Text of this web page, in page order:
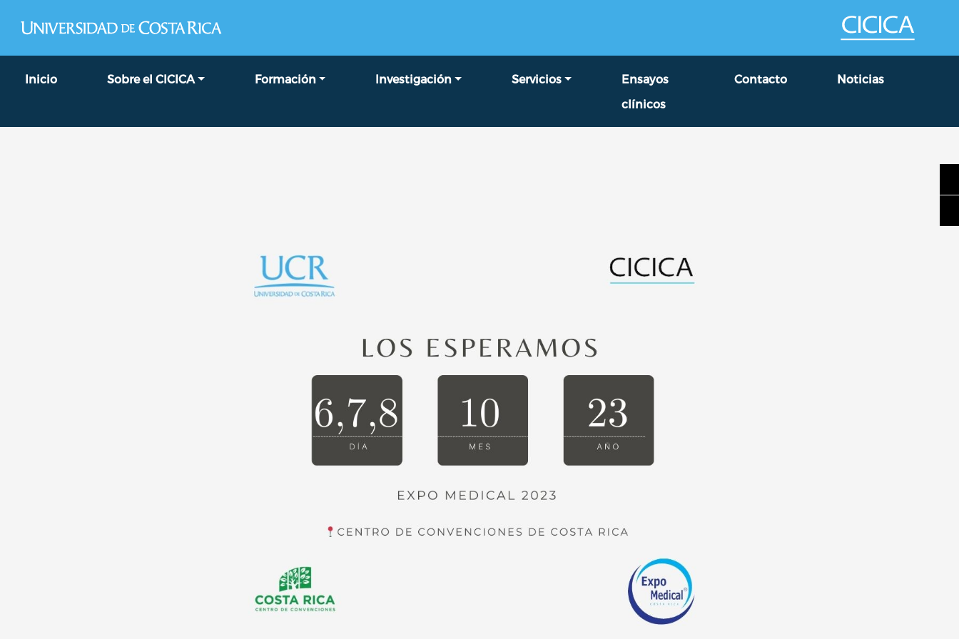
Navegación principal
Inicio Sobre el CICICA Formación Investigación Servicios
Ensayos
clínicos
Contacto Noticias